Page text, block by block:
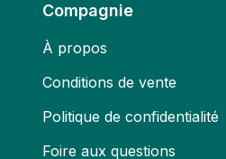
Compagnie
À propos
Conditions de vente
Politique de confidentialité
Foire aux questions